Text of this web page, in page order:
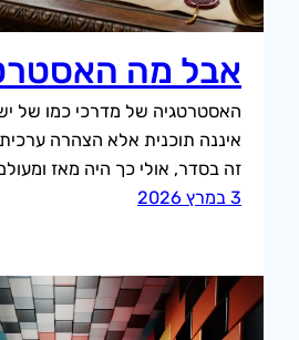
אבל מה
האסטרטגיה של מדרכי כמו של
איננה תוכנית אלא הצהרה ערכית
זה בסדר, אולי כך היה מאז
3 במרץ 2026